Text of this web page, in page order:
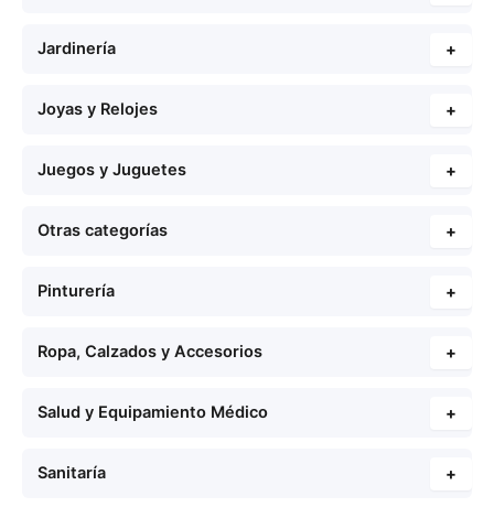
Jardinería +
Joyas y Relojes +
Juegos y Juguetes +
Otras categorías +
Pinturería +
Ropa, Calzados y Accesorios +
Salud y Equipamiento Médico +
Sanitaría +